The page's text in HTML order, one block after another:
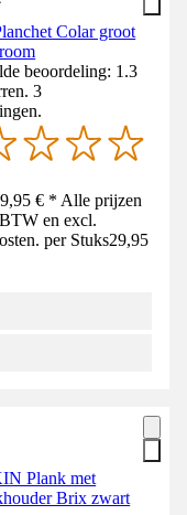
Colar groot
beoordeling: 1.3
3
€ * Alle prijzen
en excl.
per Stuks29,95
Plank met
Brix zwart